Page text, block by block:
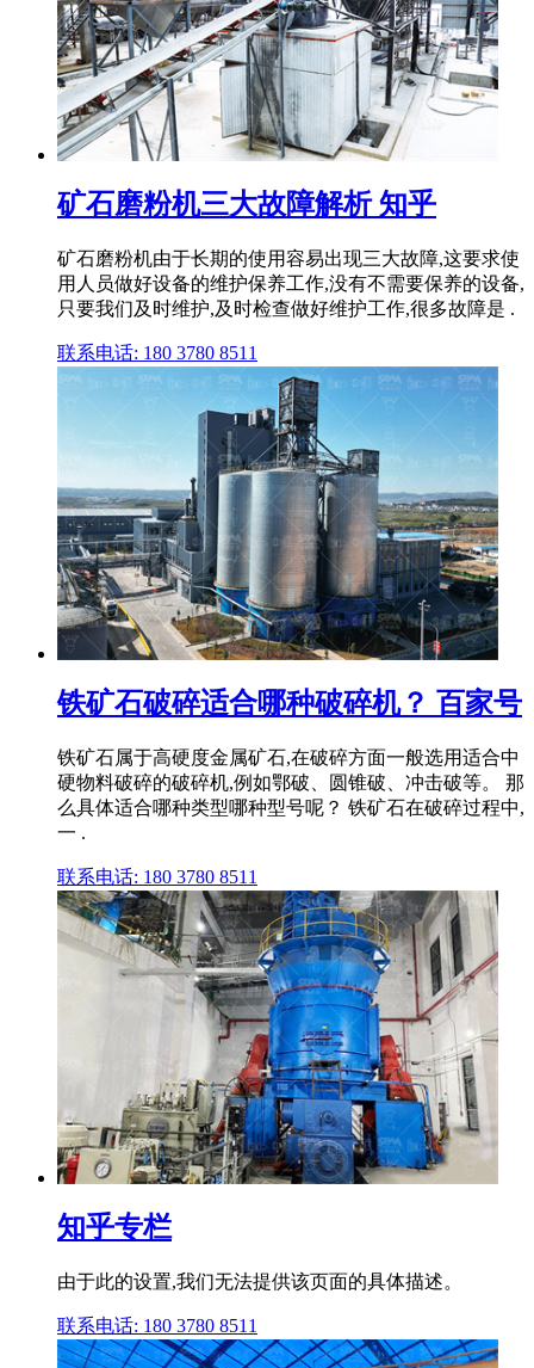
矿石磨粉机三大故障解析 知乎
矿石磨粉机由于长期的使用容易出现三大故障,这要求使
用人员做好设备的维护保养工作,没有不需要保养的设备,
只要我们及时维护,及时检查做好维护工作,很多故障是 .
联系电话: 180 3780 8511
铁矿石破碎适合哪种破碎机？ 百家号
铁矿石属于高硬度金属矿石,在破碎方面一般选用适合中
硬物料破碎的破碎机,例如鄂破、圆锥破、冲击破等。 那
么具体适合哪种类型哪种型号呢？ 铁矿石在破碎过程中,
一 .
联系电话: 180 3780 8511
知乎专栏
由于此的设置,我们无法提供该页面的具体描述。
联系电话: 180 3780 8511